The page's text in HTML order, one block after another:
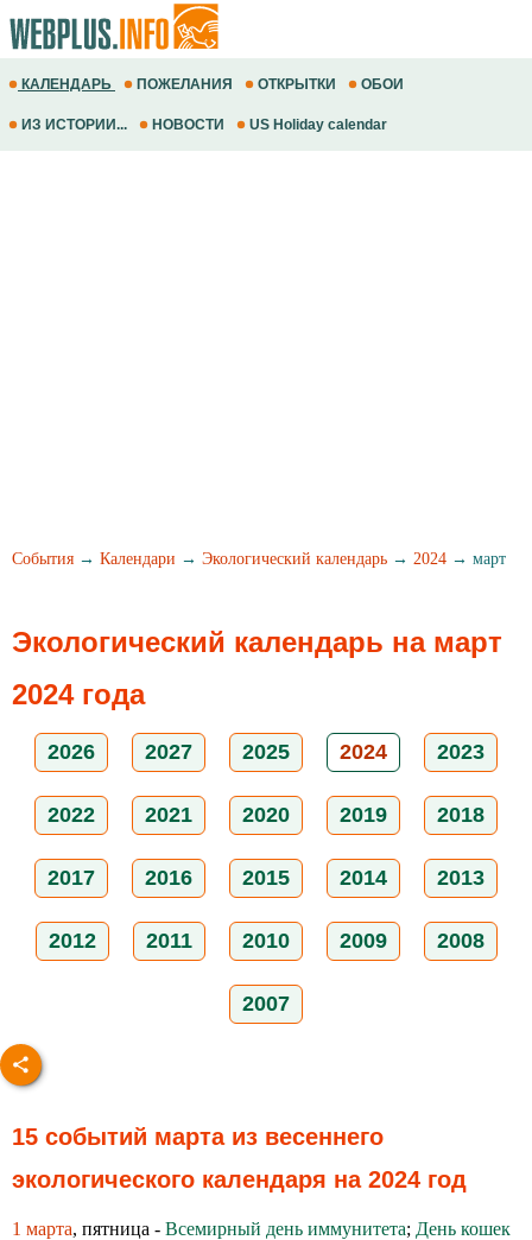
КАЛЕНДАРЬ ПОЖЕЛАНИЯ ОТКРЫТКИ ОБОИ
ИЗ ИСТОРИИ... НОВОСТИ US Holiday calendar
События → Календари → Экологический календарь → 2024 → март
Экологический календарь на март
2024 года
2026 2027 2025 2024 2023
2022 2021 2020 2019 2018
2017 2016 2015 2014 2013
2012 2011 2010 2009 2008
2007
15 событий марта из весеннего
экологического календаря на 2024 год
1 марта, пятница - Всемирный день иммунитета; День кошек